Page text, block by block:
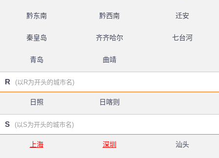
黔东南 黔西南 迁安
秦皇岛 齐齐哈尔 七台河
青岛 曲靖
R (以R为开头的城市名)
日照 日喀则
S (以S为开头的城市名)
上海 深圳 汕头